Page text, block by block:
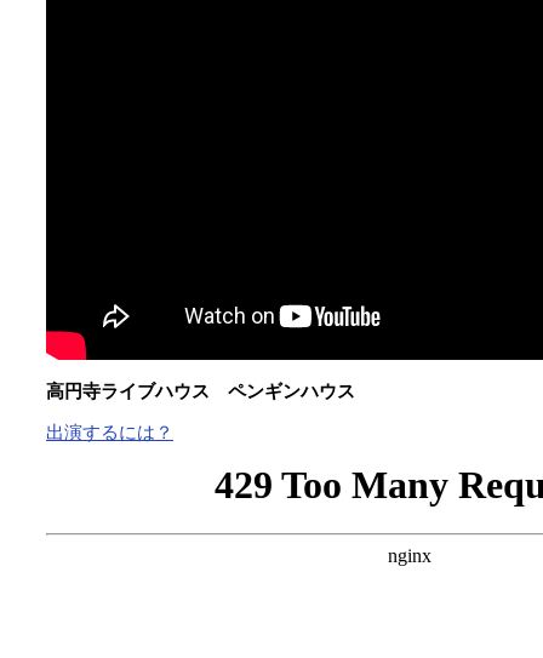
高円寺ライブハウス ペンギンハウス
出演するには？